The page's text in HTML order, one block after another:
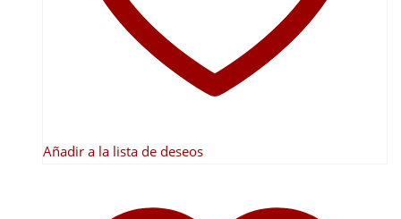
la
página
Añadir a la lista de deseos